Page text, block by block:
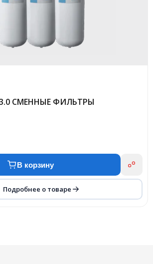
3.0 СМЕННЫЕ ФИЛЬТРЫ
В корзину
Подробнее о товаре